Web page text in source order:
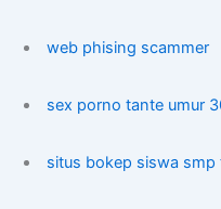
web phising scammer
sex porno tante umur
situs bokep siswa smp